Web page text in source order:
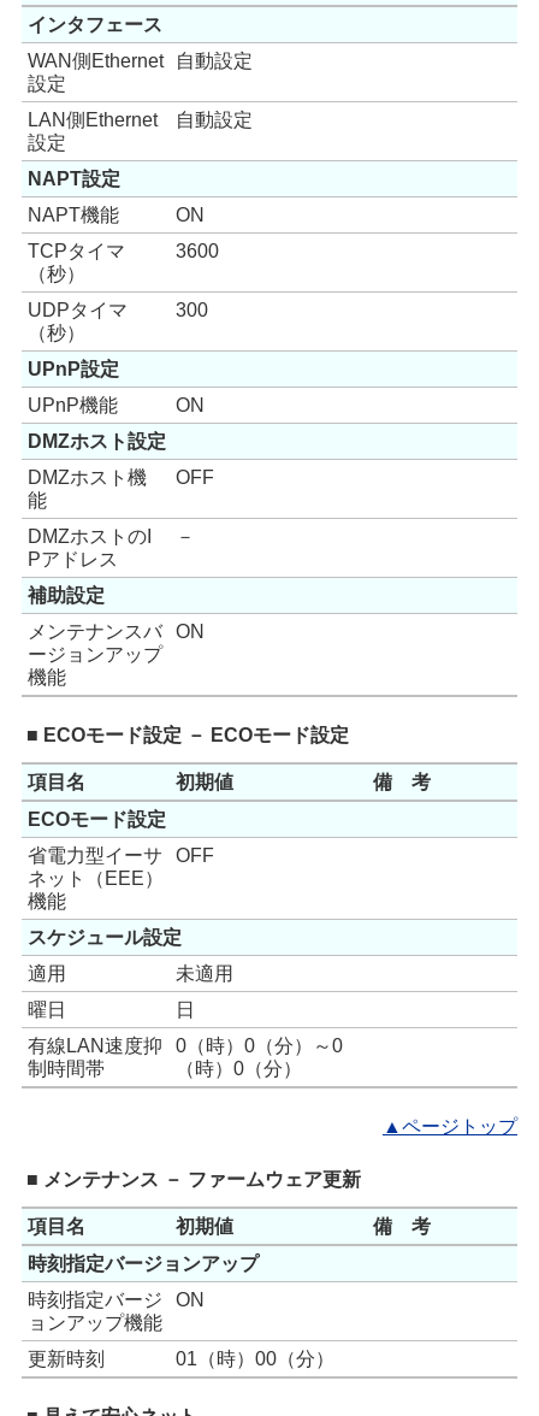
インタフェース
WAN側Ethernet
設定
自動設定
LAN側Ethernet
設定
自動設定
NAPT設定
NAPT機能
ON
TCPタイマ
（秒）
3600
UDPタイマ
（秒）
300
UPnP設定
UPnP機能
ON
DMZホスト設定
DMZホスト機
能
OFF
DMZホストのI
Pアドレス
－
補助設定
メンテナンスバ
ージョンアップ
機能
ON
■ ECOモード設定 － ECOモード設定
項目名 初期値
備 考
ECOモード設定
省電力型イーサ
ネット（EEE）
機能
OFF
スケジュール設定
適用
未適用
曜日
日
有線LAN速度抑
制時間帯
0（時）0（分）～0
（時）0（分）
▲ページトップ
■ メンテナンス － ファームウェア更新
項目名 初期値
備 考
時刻指定バージョンアップ
時刻指定バージ
ョンアップ機能
ON
更新時刻 01（時）00（分）